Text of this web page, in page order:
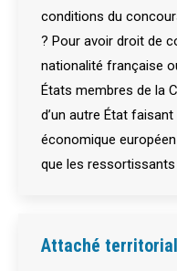
conditions du
? Pour avoir droit de
nationalité française
États membres de la
d’un autre État faisant
économique
que les
Attaché